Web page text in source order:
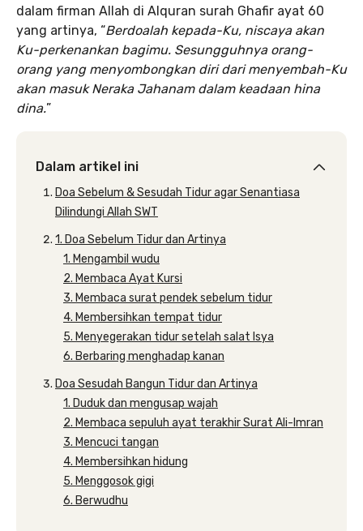
dalam firman Allah di Alquran surah Ghafir ayat 60
yang artinya, “Berdoalah kepada-Ku, niscaya akan
Ku-perkenankan bagimu. Sesungguhnya orang-
orang yang menyombongkan diri dari menyembah-Ku
akan masuk Neraka Jahanam dalam keadaan hina
dina.”
Dalam artikel ini
Doa Sebelum & Sesudah Tidur agar Senantiasa
Dilindungi Allah SWT
1. Doa Sebelum Tidur dan Artinya
1. Mengambil wudu
2. Membaca Ayat Kursi
3. Membaca surat pendek sebelum tidur
4. Membersihkan tempat tidur
5. Menyegerakan tidur setelah salat Isya
6. Berbaring menghadap kanan
Doa Sesudah Bangun Tidur dan Artinya
1. Duduk dan mengusap wajah
2. Membaca sepuluh ayat terakhir Surat Ali-Imran
3. Mencuci tangan
4. Membersihkan hidung
5. Menggosok gigi
6. Berwudhu